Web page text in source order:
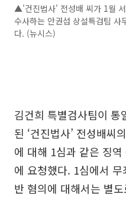
▲'건진법사' 전성배 씨가 1월
수사하는 안권섭 상설특검팀 사
다. (뉴시스)
김건희 특별검사팀이 통
된 ‘건진법사’ 전성배씨
에 대해 1심과 같은 징
에 요청했다. 1심에서
반 혐의에 대해서는 별